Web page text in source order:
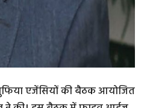
एजेंसियों की बैठक आयोजित